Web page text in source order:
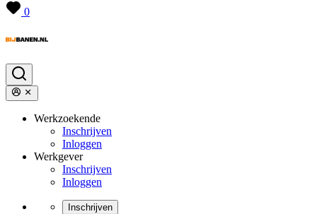
0
Werkzoekende
Inschrijven
Inloggen
Werkgever
Inschrijven
Inloggen
Inschrijven